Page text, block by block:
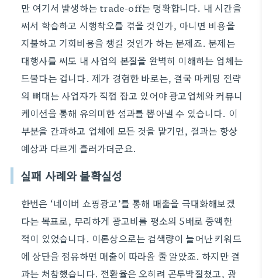
만 여기서 발생하는 trade-off는 명확합니다. 내 시간을
써서 학습하고 시행착오를 겪을 것인가, 아니면 비용을
지불하고 기회비용을 챙길 것인가 하는 문제죠. 문제는
대행사를 써도 내 사업의 본질을 완벽히 이해하는 업체는
드물다는 겁니다. 제가 경험한 바로는, 결국 마케팅 전략
의 뼈대는 사업자가 직접 잡고 있어야 광고업체와 커뮤니
케이션을 통해 유의미한 성과를 뽑아낼 수 있습니다. 이
부분을 간과하고 업체에 모든 것을 맡기면, 결과는 항상
예상과 다르게 흘러가더군요.
실패 사례와 불확실성
한번은 ‘네이버 쇼핑광고’를 통해 매출을 극대화해보겠
다는 목표로, 무리하게 광고비를 평소의 5배로 증액한
적이 있었습니다. 이론상으로는 검색량이 늘어난 키워드
에 상단을 점유하면 매출이 따라올 줄 알았죠. 하지만 결
과는 처참했습니다. 전환율은 오히려 곤두박질쳤고, 광